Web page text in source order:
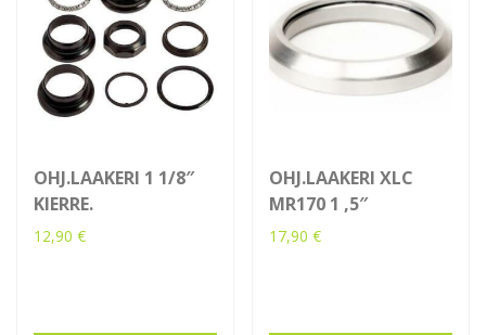
OHJ.LAAKERI 1 1/8″
KIERRE.
12,90 €
OHJ.LAAKERI XLC
MR170 1 ,5″
17,90€